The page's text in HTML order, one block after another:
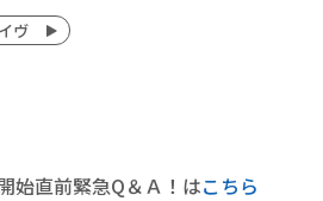
ヴ
始直前緊急Q＆Ａ！はこちら